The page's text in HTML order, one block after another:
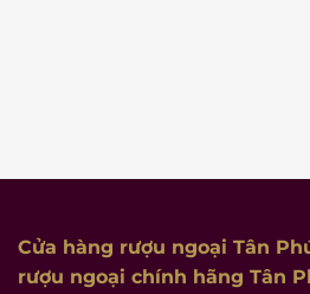
Cửa hàng rượu ngoại Tân
rượu ngoại chính hãng Tân